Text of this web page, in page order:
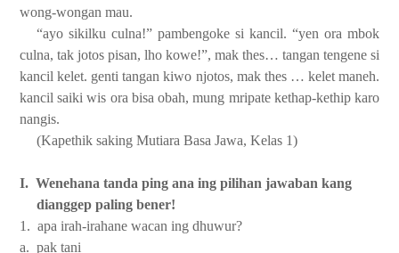
wong-wongan mau.
“ayo sikilku culna!” pambengoke si kancil. “yen ora mbok
culna, tak jotos pisan, lho kowe!”, mak thes… tangan tengene si
kancil kelet. genti tangan kiwo njotos, mak thes … kelet maneh.
kancil saiki wis ora bisa obah, mung mripate kethap-kethip karo
nangis.
(Kapethik saking Mutiara Basa Jawa, Kelas 1)
I. Wenehana tanda ping ana ing pilihan jawaban kang
dianggep paling bener!
1. apa irah-irahane wacan ing dhuwur?
a. pak tani